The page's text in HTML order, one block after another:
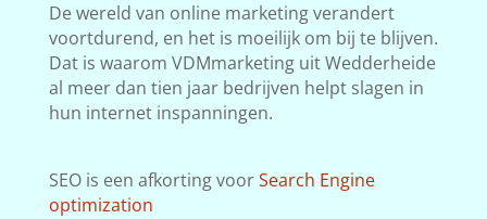
De wereld van online marketing verandert
voortdurend, en het is moeilijk om bij te blijven.
Dat is waarom VDMmarketing uit Wedderheide
al meer dan tien jaar bedrijven helpt slagen in
hun internet inspanningen.
SEO is een afkorting voorSearch Engine
optimization